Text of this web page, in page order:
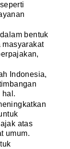
bentuk
masyarakat
Indonesia,
hal.
atas
umum.